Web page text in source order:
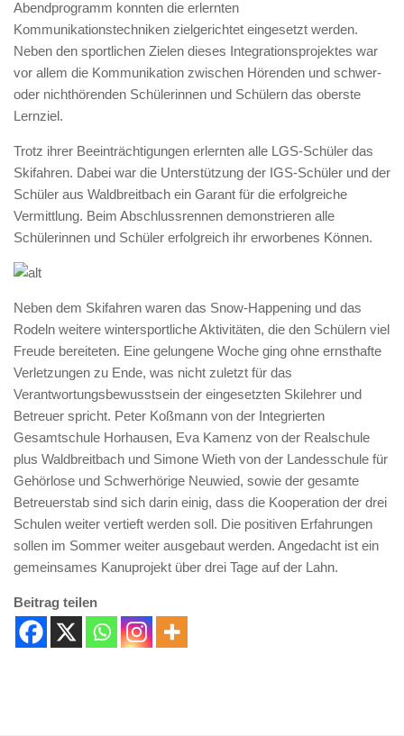
Abendprogramm konnten die erlernten
Kommunikationstechniken zielgerichtet eingesetzt werden.
Neben den sportlichen Zielen dieses Integrationsprojektes war
vor allem die Kommunikation zwischen Hörenden und schwer-
oder nichthörenden Schülerinnen und Schülern das oberste
Lernziel.
Trotz ihrer Beeinträchtigungen erlernten alle LGS-Schüler das
Skifahren. Dabei war die Unterstützung der IGS-Schüler und der
Schüler aus Waldbreitbach ein Garant für die erfolgreiche
Vermittlung. Beim Abschlussrennen demonstrieren alle
Schülerinnen und Schüler erfolgreich ihr erworbenes Können.
Neben dem Skifahren waren das Snow-Happening und das
Rodeln weitere wintersportliche Aktivitäten, die den Schülern viel
Freude bereiteten. Eine gelungene Woche ging ohne ernsthafte
Verletzungen zu Ende, was nicht zuletzt für das
Verantwortungsbewusstsein der eingesetzten Skilehrer und
Betreuer spricht. Peter Koßmann von der Integrierten
Gesamtschule Horhausen, Eva Kamenz von der Realschule
plus Waldbreitbach und Simone Wieth von der Landesschule für
Gehörlose und Schwerhörige Neuwied, sowie der gesamte
Betreuerstab sind sich darin einig, dass die Kooperation der drei
Schulen weiter vertieft werden soll. Die positiven Erfahrungen
sollen im Sommer weiter ausgebaut werden. Angedacht ist ein
gemeinsames Kanuprojekt über drei Tage auf der Lahn.
Beitrag teilen